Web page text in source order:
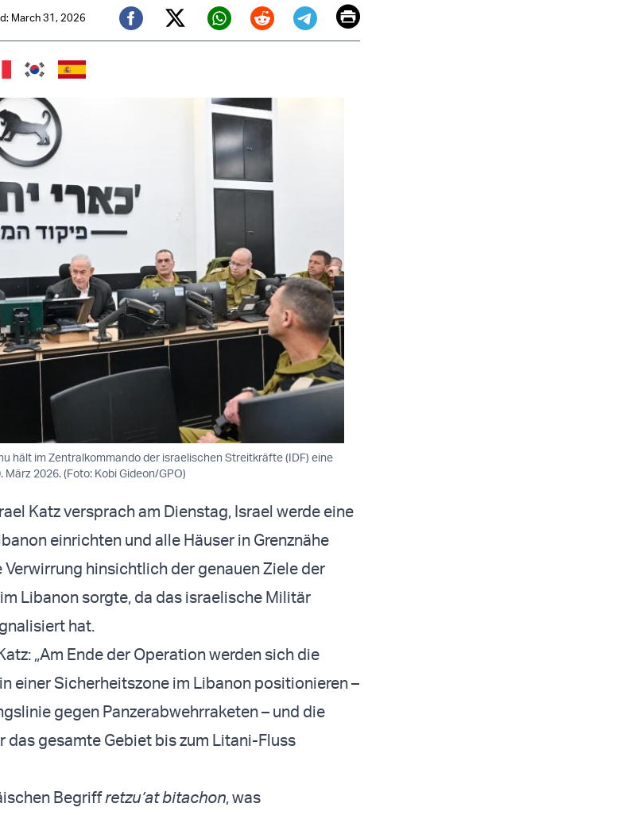
March 31, 2026
Facebook
Twitter (X)
Whatsapp
RedditTelegram
EmailPrint
hält im Zentralkommando der israelischen Streitkräfte (IDF) eine
2026. (Foto: Kobi Gideon/GPO)
Katz versprach am Dienstag, Israel werde eine
einrichten und alle Häuser in Grenznähe
hinsichtlich der genauen Ziele der
Libanon sorgte, da das israelische Militär
hat.
„Am Ende der Operation werden sich die
einer Sicherheitszone im Libanon positionieren –
gegen Panzerabwehrraketen – und die
gesamte Gebiet bis zum Litani-Fluss
Begriffretzu’at bitachon, was